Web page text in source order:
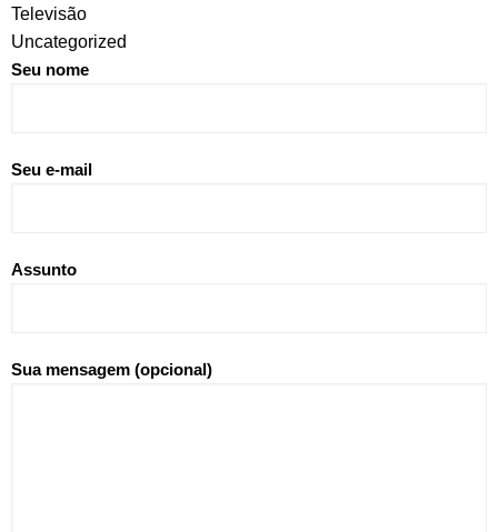
Televisão
Uncategorized
Seu nome
Seu e-mail
Assunto
Sua mensagem (opcional)